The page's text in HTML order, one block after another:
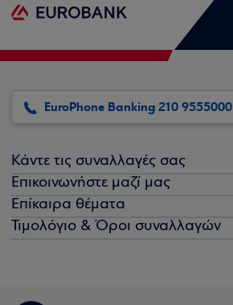
EuroPhone Banking 210 9555000
Κάντε τις συναλλαγές σας
Επικοινωνήστε μαζί μας
Επίκαιρα θέματα
Τιμολόγιο & Όροι συναλλαγών